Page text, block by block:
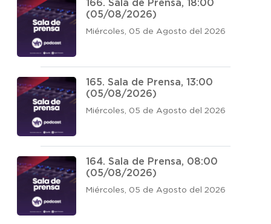
166. Sala de Prensa, 18:00
(05/08/2026)
Miércoles, 05 de Agosto del 2026
165. Sala de Prensa, 13:00
(05/08/2026)
Miércoles, 05 de Agosto del 2026
164. Sala de Prensa, 08:00
(05/08/2026)
Miércoles, 05 de Agosto del 2026